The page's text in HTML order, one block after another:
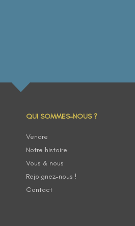
QUI SOMMES-NOUS ?
Vendre
Notre histoire
Vous & nous
Rejoignez-nous !
Contact